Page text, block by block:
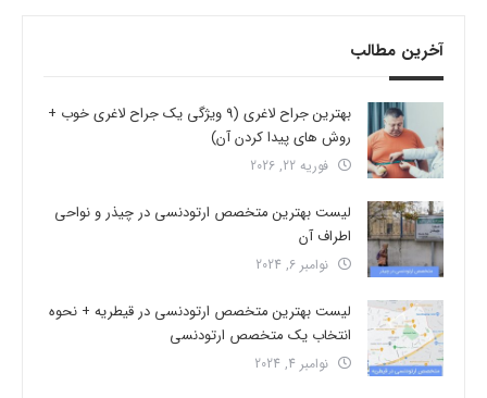
آخرین مطالب
بهترین جراح لاغری (9 ویژگی یک جراح لاغری خوب +
روش های پیدا کردن آن)
فوریه 22, 2026
لیست بهترین متخصص ارتودنسی در چیذر و نواحی
اطراف آن
نوامبر 6, 2024
لیست بهترین متخصص ارتودنسی در قیطریه + نحوه
انتخاب یک متخصص ارتودنسی
نوامبر 4, 2024